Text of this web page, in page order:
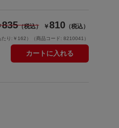
835（税込） ￥810 （税込）
たり:￥162） （商品コード: 8210041）
カートに入れる